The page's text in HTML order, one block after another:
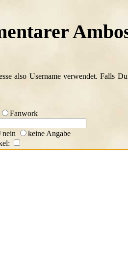
also Username verwendet. Falls
Fanwork
nein
keine Angabe